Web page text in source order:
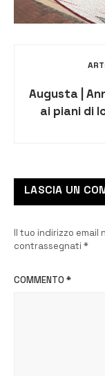
Augusta |
ai piani di
LASCIA UN
Il tuo indirizzo email
contrassegnati *
COMMENTO *